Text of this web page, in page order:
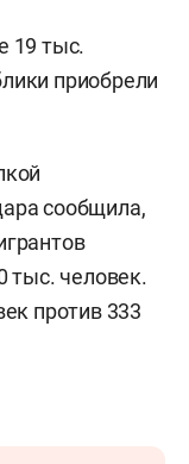
19 тыс.
приобрели
сообщила,
тыс. человек.
против 333